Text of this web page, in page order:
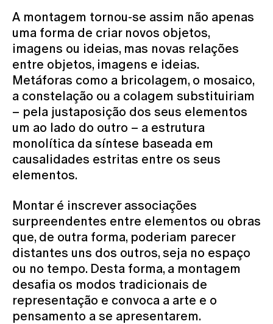
A montagem tornou-se assim não apenas
uma forma de criar novos objetos,
imagens ou ideias, mas novas relações
entre objetos, imagens e ideias.
Metáforas como a bricolagem, o mosaico,
a constelação ou a colagem substituiriam
– pela justaposição dos seus elementos
um ao lado do outro – a estrutura
monolítica da síntese baseada em
causalidades estritas entre os seus
elementos.​
Montar é inscrever associações
surpreendentes entre elementos ou obras
que, de outra forma, poderiam parecer
distantes uns dos outros, seja no espaço
ou no tempo. Desta forma, a montagem
desafia os modos tradicionais de
representação e convoca a arte e o
pensamento a se apresentarem.​